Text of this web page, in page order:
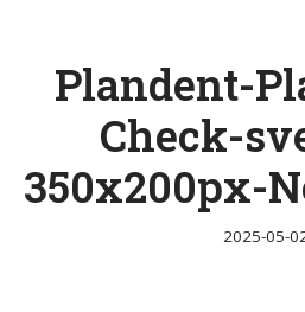
Plandent-
Check-
350x200px-
2025-05-